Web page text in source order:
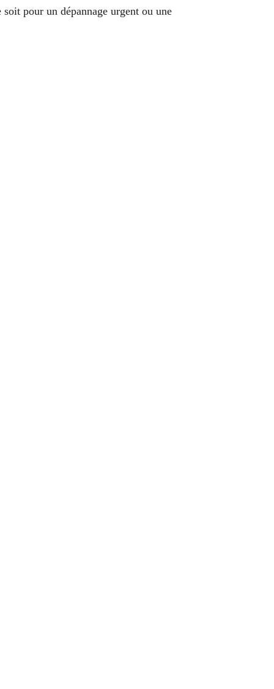
pour un dépannage urgent ou une